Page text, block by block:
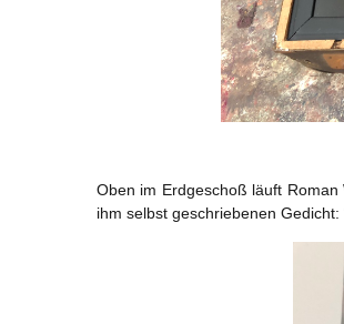
Oben im Erdgeschoß läuft
ihm selbst geschriebenen